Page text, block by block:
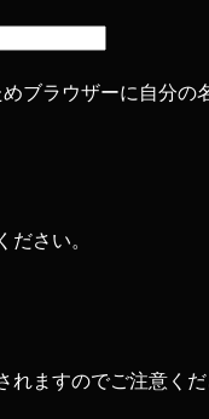
ブラウザーに自分の
ださい。
れますのでご注意くだ